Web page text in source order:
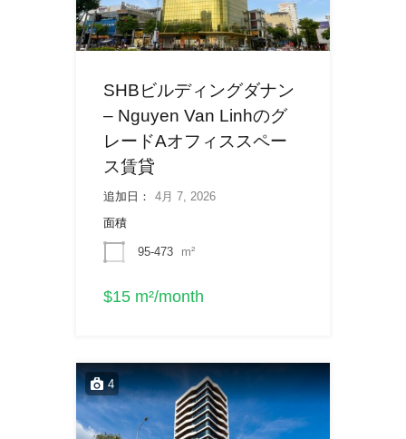
SHBビルディングダナン
– Nguyen Van Linhのグ
レードAオフィススペー
ス賃貸
追加日：
4月 7, 2026
面積
95-473 m²
$15 m²/month
4